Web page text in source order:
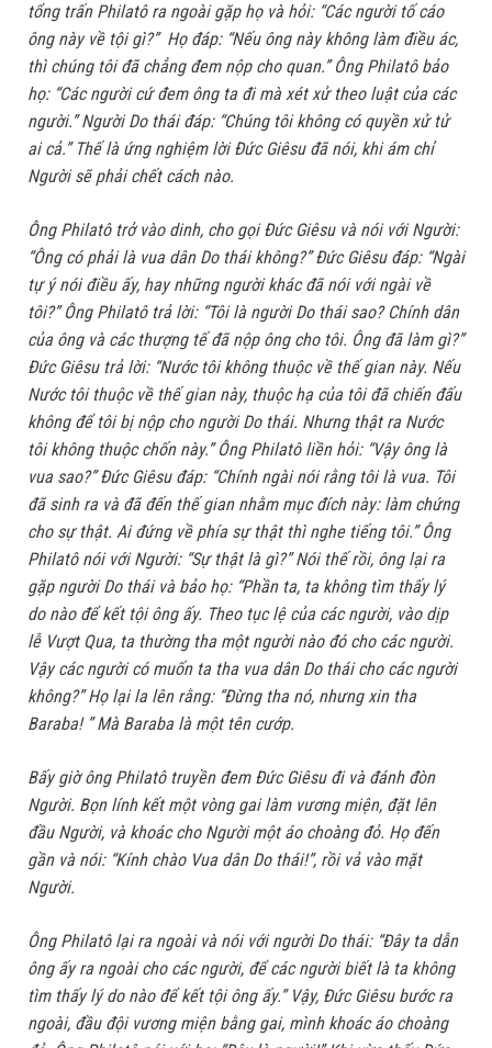
tổng trấn Philatô ra ngoài gặp họ và hỏi: “Các người tố cáo
ông này về tội gì?” Họ đáp: “Nếu ông này không làm điều ác,
thì chúng tôi đã chẳng đem nộp cho quan.” Ông Philatô bảo
họ: “Các người cứ đem ông ta đi mà xét xử theo luật của các
người.” Người Do thái đáp: “Chúng tôi không có quyền xử tử
ai cả.” Thế là ứng nghiệm lời Đức Giêsu đã nói, khi ám chỉ
Người sẽ phải chết cách nào.
Ông Philatô trở vào dinh, cho gọi Đức Giêsu và nói với Người:
“Ông có phải là vua dân Do thái không?” Đức Giêsu đáp: “Ngài
tự ý nói điều ấy, hay những người khác đã nói với ngài về
tôi?” Ông Philatô trả lời: “Tôi là người Do thái sao? Chính dân
của ông và các thượng tế đã nộp ông cho tôi. Ông đã làm gì?”
Đức Giêsu trả lời: “Nước tôi không thuộc về thế gian này. Nếu
Nước tôi thuộc về thế gian này, thuộc hạ của tôi đã chiến đấu
không để tôi bị nộp cho người Do thái. Nhưng thật ra Nước
tôi không thuộc chốn này.” Ông Philatô liền hỏi: “Vậy ông là
vua sao?” Đức Giêsu đáp: “Chính ngài nói rằng tôi là vua. Tôi
đã sinh ra và đã đến thế gian nhằm mục đích này: làm chứng
cho sự thật. Ai đứng về phía sự thật thì nghe tiếng tôi.” Ông
Philatô nói với Người: “Sự thật là gì?” Nói thế rồi, ông lại ra
gặp người Do thái và bảo họ: “Phần ta, ta không tìm thấy lý
do nào để kết tội ông ấy. Theo tục lệ của các người, vào dịp
lễ Vượt Qua, ta thường tha một người nào đó cho các người.
Vậy các người có muốn ta tha vua dân Do thái cho các người
không?” Họ lại la lên rằng: “Đừng tha nó, nhưng xin tha
Baraba! ” Mà Baraba là một tên cướp.
Bấy giờ ông Philatô truyền đem Đức Giêsu đi và đánh đòn
Người. Bọn lính kết một vòng gai làm vương miện, đặt lên
đầu Người, và khoác cho Người một áo choàng đỏ. Họ đến
gần và nói: “Kính chào Vua dân Do thái!”, rồi vả vào mặt
Người.
Ông Philatô lại ra ngoài và nói với người Do thái: “Đây ta dẫn
ông ấy ra ngoài cho các người, để các người biết là ta không
tìm thấy lý do nào để kết tội ông ấy.” Vậy, Đức Giêsu bước ra
ngoài, đầu đội vương miện bằng gai, mình khoác áo choàng